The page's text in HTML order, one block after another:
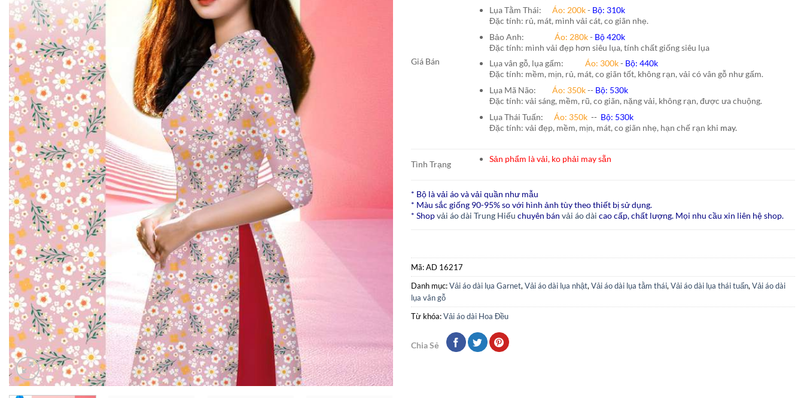
Giá Bán
Lụa Tằm Thái: Áo: 200k- Bộ: 310k
Đặc tính: rủ, mát, mình vải cát, co giãn nhẹ.
Bảo Anh: Áo: 280k- Bộ 420k
Đặc tính: mình vải đẹp hơn siêu lụa, tính chất giống siêu lụa
Lụa vân gỗ, lụa gấm: Áo: 300k- Bộ: 440k
Đặc tính: mềm, mịn, rủ, mát, co giãn tốt, không rạn, vải có vân gỗ như gấm.
Lụa Mã Não: Áo: 350k-- Bộ: 530k
Đặc tính: vải sáng, mềm, rũ, co giãn, nặng vải, không rạn, được ưa chuộng.
Lụa Thái Tuấn: Áo: 350k-- Bộ: 530k
Đặc tính: vải đẹp, mềm, mịn, mát, co giãn nhẹ, hạn chế rạn khi may.
Tình Trạng
Sản phẩm là vải, ko phải may sẵn
* Bộ là vải áo và vải quần như mẫu
* Màu sắc giống 90-95% so với hình ảnh tùy theo thiết bị sử dụng.
* Shopvải áo dài Trung Hiếu chuyên bán vải áo dài cao cấp, chất lượng. Mọi nhu cầu xin liên hệ shop.
Mã:AD 16217
Danh mục:Vải áo dài lụa Garnet, Vải áo dài lụa nhật, Vải áo dài lụa tằm thái, Vải áo dài lụa thái tuấn, Vải áo dài
lụa vân gỗ
Từ khóa:Vải áo dài Hoa Đều
Chia Sẻ